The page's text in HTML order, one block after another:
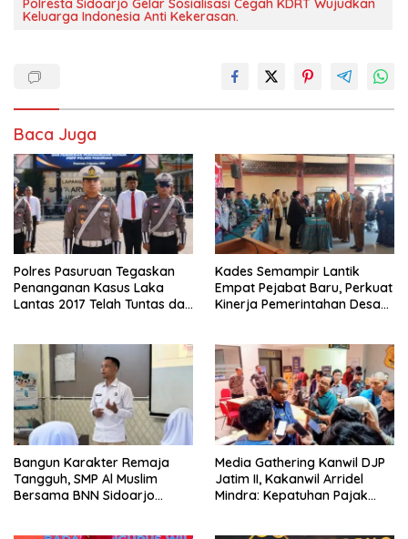
Polresta Sidoarjo Gelar Sosialisasi Cegah KDRT Wujudkan
Keluarga Indonesia Anti Kekerasan.
Baca Juga
Polres Pasuruan Tegaskan
Penanganan Kasus Laka
Lantas 2017 Telah Tuntas dan
Kades Semampir Lantik
Empat Pejabat Baru, Perkuat
Kinerja Pemerintahan Desa
Bangun Karakter Remaja
Tangguh, SMP Al Muslim
Bersama BNN Sidoarjo
Media Gathering Kanwil DJP
Jatim II, Kakanwil Arridel
Mindra: Kepatuhan Pajak